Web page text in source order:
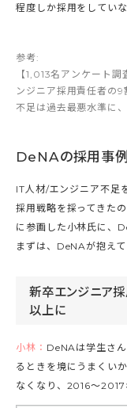
程度しか採用をしてい
参考:
【1,013名アンケート
ンジニア採用責任者の
不足は過去最悪水準に
DeNAの採用事例
IT人材/エンジニア不足
採用戦略を採ってきた
に参画した小林氏に、
まずは、DeNAが抱え
新卒エンジニア
以上に
小林： DeNAは学生さ
るときを境にうまくい
なくなり、2016～2017